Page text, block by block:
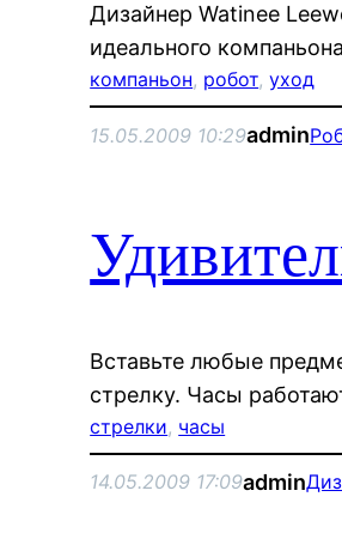
Дизайнер Watinee
идеального
компаньон, робот, уход
15.05.2009 10:29admin
Вставьте любые
стрелку. Часы
стрелки, часы
14.05.2009 17:09admin